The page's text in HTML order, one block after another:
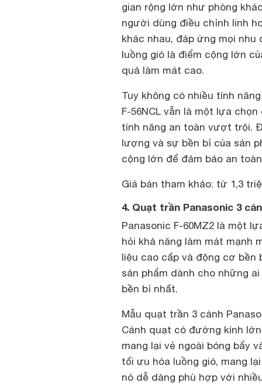
gian rộng lớn như phòng
người dùng điều chỉnh linh
khác nhau, đáp ứng mọi
luồng gió là điểm cộng lớn
quả làm mát cao.
Tuy không có nhiều tính
F-56NCL vẫn là một lựa
tính năng an toàn vượt trội.
lượng và sự bền bỉ của sản
cộng lớn để đảm bảo an
Giá bán tham khảo: từ 1,3
4. Quạt trần Panasonic 3
Panasonic F-60MZ2 là một
hỏi khả năng làm mát mạnh
liệu cao cấp và động cơ bền
sản phẩm dành cho những
bền bỉ nhất.
Mẫu quạt trần 3 cánh
Cánh quạt có đường kính
mang lại vẻ ngoài bóng bẩy
tối ưu hóa luồng gió, mang
nó dễ dàng phù hợp với